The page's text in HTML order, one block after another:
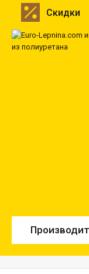
Скидки